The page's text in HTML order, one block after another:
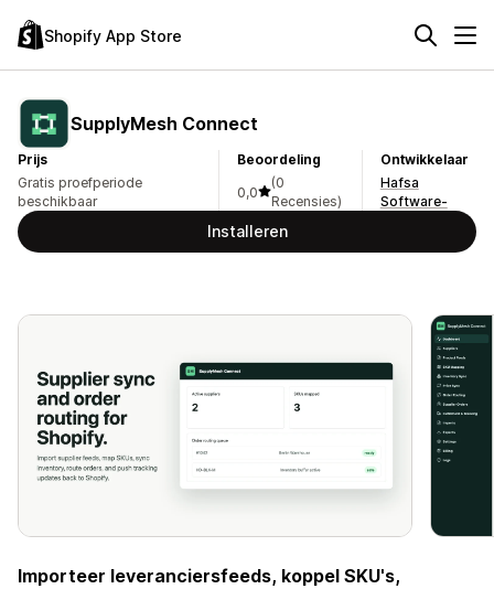
Shopify App Store
SupplyMesh Connect
Prijs
Gratis proefperiode
beschikbaar
Beoordeling
0,0
(0
Recensies)
Ontwikkelaar
Hafsa
Software-
Installeren
Importeer leveranciersfeeds, koppel SKU's,